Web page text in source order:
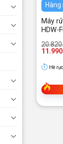
Hàng
Máy
HDW-
Giá
gốc
Giá
hiện
là: Hè